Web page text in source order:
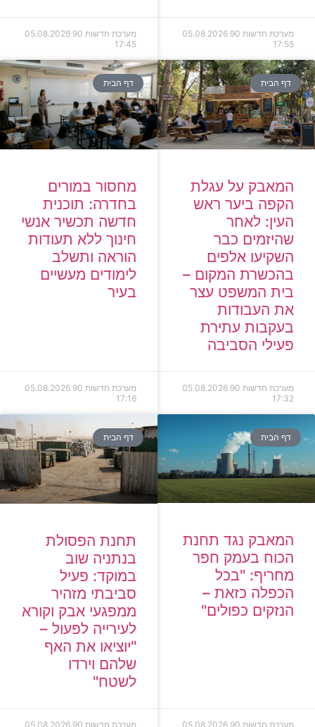
מערכת חדשות 90
05.08.2026
17:55
מערכת חדשות 90
05.08.2026
17:45
דף הבית
המאבק על עגלת
הקפה ביער ראש
העין: לאחר
שהיזמים כבר
השקיעו אלפים
בהכשרת המקום –
בית המשפט עצר
את העבודות
בעקבות עתירת
פעילי הסביבה
מערכת חדשות 90
05.08.2026
17:32
דף הבית
מחסור במורים
בחדרה: תוכנית
חדשה תכשיר אנשי
חינוך ללא תעודות
הוראה ותשלב
לימודים מעשיים
בעיר
מערכת חדשות 90
05.08.2026
17:16
דף הבית
המאבק נגד תחנת
הכוח בעמק חפר
מחריף: "בכל
הכפלה כזאת –
הנזקים כפולים"
מערכת חדשות 90 05.08.2026
דף הבית
תחנת הפסולת
בנתניה שוב
במוקד: פעיל
סביבתי מזהיר
ממפגעי אבק וקורא
לעירייה לפעול –
"יוציאו את האף
שלהם וירדו
לשטח"
מערכת חדשות 90 05.08.2026